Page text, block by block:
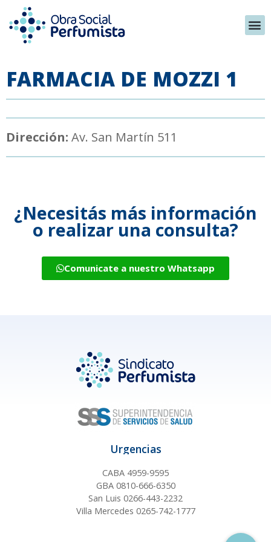
FARMACIA DE MOZZI 1
Dirección: Av. San Martín 511
¿Necesitás más información
o realizar una consulta?
Comunicate a nuestro Whatsapp
Urgencias
CABA 4959-9595
GBA 0810-666-6350
San Luis 0266-443-2232
Villa Mercedes 0265-742-1777